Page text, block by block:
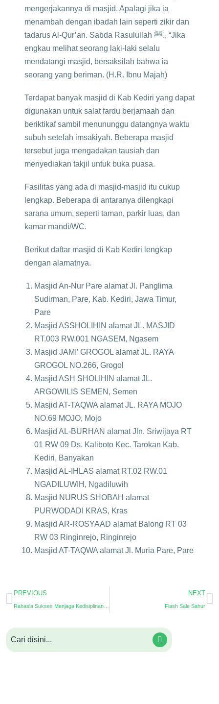
mengerjakannya di masjid. Apalagi jika ia
menambah dengan ibadah lain seperti zikir dan
tadarus Al-Qur’an. Sabda Rasulullah ﷺ., “Jika
engkau melihat seorang laki-laki selalu
mendatangi masjid, bersaksilah bahwa ia
seorang yang beriman. (H.R. Ibnu Majah)
Terdapat banyak masjid di Kab Kediri yang dapat
digunakan untuk salat fardu berjamaah dan
beriktikaf sambil menununggu datangnya waktu
subuh setelah imsakiyah. Beberapa masjid
tersebut juga mengadakan tausiah dan
menyediakan takjil untuk buka puasa.
Fasilitas yang ada di masjid-masjid itu cukup
lengkap. Beberapa di antaranya dilengkapi
sarana umum, seperti taman, parkir luas, dan
kamar mandi/WC.
Berikut daftar masjid di Kab Kediri lengkap
dengan alamatnya.
Masjid An-Nur Pare alamat Jl. Panglima
Sudirman, Pare, Kab. Kediri, Jawa Timur,
Pare
Masjid ASSHOLIHIN alamat JL. MASJID
RT.003 RW.001 NGASEM, Ngasem
Masjid JAMI’ GROGOL alamat JL. RAYA
GROGOL NO.266, Grogol
Masjid ASH SHOLIHIN alamat JL.
ARGOWILIS SEMEN, Semen
Masjid AT-TAQWA alamat JL. RAYA MOJO
NO.69 MOJO, Mojo
Masjid AL-BURHAN alamat Jln. Sriwijaya RT
01 RW 09 Ds. Kaliboto Kec. Tarokan Kab.
Kediri, Banyakan
Masjid AL-IHLAS alamat RT.02 RW.01
NGADILUWIH, Ngadiluwih
Masjid NURUS SHOBAH alamat
PURWODADI KRAS, Kras
Masjid AR-ROSYAAD alamat Balong RT 03
RW 03 Ringinrejo, Ringinrejo
Masjid AT-TAQWA alamat Jl. Muria Pare, Pare
PREVIOUS NEXT
Flash Sale Sahur